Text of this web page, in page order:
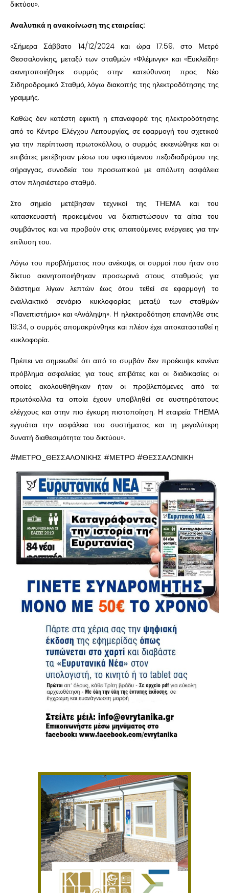
δικτύου».
Αναλυτικά η ανακοίνωση της εταιρείας:
«Σήμερα Σάββατο 14/12/2024 και ώρα 17:59, στο Μετρό
Θεσσαλονίκης, μεταξύ των σταθμών «Φλέμινγκ» και «Ευκλείδη»
ακινητοποιήθηκε συρμός στην κατεύθυνση προς Νέο
Σιδηροδρομικό Σταθμό, λόγω διακοπής της ηλεκτροδότησης της
γραμμής.
Καθώς δεν κατέστη εφικτή η επαναφορά της ηλεκτροδότησης
από το Κέντρο Ελέγχου Λειτουργίας, σε εφαρμογή του σχετικού
για την περίπτωση πρωτοκόλλου, ο συρμός εκκενώθηκε και οι
επιβάτες μετέβησαν μέσω του υφιστάμενου πεζοδιαδρόμου της
σήραγγας, συνοδεία του προσωπικού με απόλυτη ασφάλεια
στον πλησιέστερο σταθμό.
Στο σημείο μετέβησαν τεχνικοί της ΤΗΕΜΑ και του
κατασκευαστή προκειμένου να διαπιστώσουν τα αίτια του
συμβάντος και να προβούν στις απαιτούμενες ενέργειες για την
επίλυση του.
Λόγω του προβλήματος που ανέκυψε, οι συρμοί που ήταν στο
δίκτυο ακινητοποιήθηκαν προσωρινά στους σταθμούς για
διάστημα λίγων λεπτών έως ότου τεθεί σε εφαρμογή το
εναλλακτικό σενάριο κυκλοφορίας μεταξύ των σταθμών
«Πανεπιστήμιο» και «Ανάληψη». Η ηλεκτροδότηση επανήλθε στις
19:34, ο συρμός απομακρύνθηκε και πλέον έχει αποκατασταθεί η
κυκλοφορία.
Πρέπει να σημειωθεί ότι από το συμβάν δεν προέκυψε κανένα
πρόβλημα ασφαλείας για τους επιβάτες και οι διαδικασίες οι
οποίες ακολουθήθηκαν ήταν οι προβλεπόμενες από τα
πρωτόκολλα τα οποία έχουν υποβληθεί σε αυστηρότατους
ελέγχους και στην πιο έγκυρη πιστοποίηση. Η εταιρεία ΤΗΕΜΑ
εγγυάται την ασφάλεια του συστήματος και τη μεγαλύτερη
δυνατή διαθεσιμότητα του δικτύου».
#ΜΕΤΡΟ_ΘΕΣΣΑΛΟΝΙΚΗΣ #ΜΕΤΡΟ #ΘΕΣΣΑΛΟΝΙΚΗ